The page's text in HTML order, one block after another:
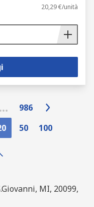
20,29 €/unità
986
50 100
MI, 20099,